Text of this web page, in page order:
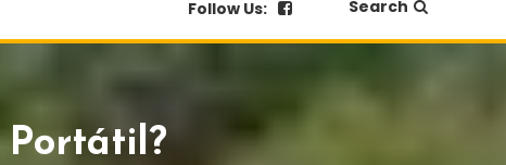
Follow Us: Search
Portátil?